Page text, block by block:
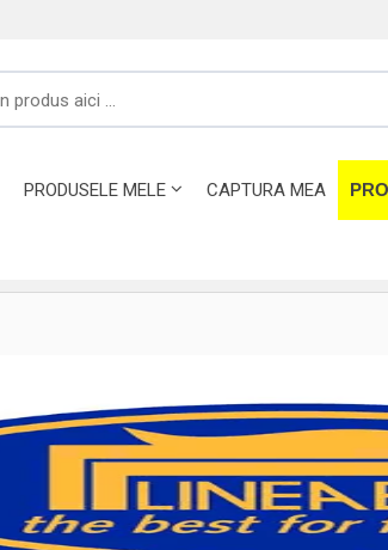
PRODUSELE MELE CAPTURA MEA